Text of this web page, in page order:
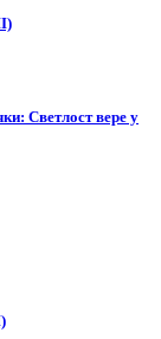
Светлост вере у